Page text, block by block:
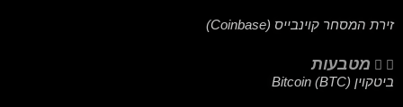
זירת המסחר קוינבייס (Coinbase)
מטבעות
ביטקוין (BTC) Bitcoin